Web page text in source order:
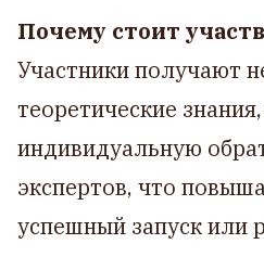
Почему стоит
Участники получают
теоретические
индивидуальную
экспертов, что
успешный запуск или